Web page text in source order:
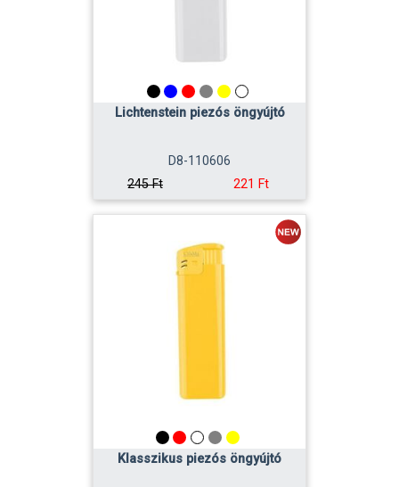
Lichtenstein piezós öngyújtó
D8-110606
245 Ft
221 Ft
Klasszikus piezós öngyújtó